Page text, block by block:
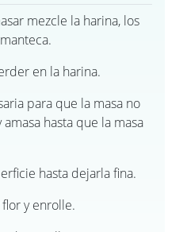
mezcle la harina, los
en la harina.
para que la masa no
hasta que la masa
hasta dejarla fina.
y enrolle.